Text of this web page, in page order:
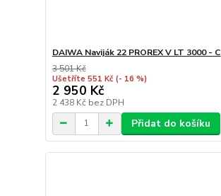
DAIWA Naviják 22 PROREX V LT 3000 - C
3 501 Kč
Ušetříte 551 Kč (- 16 %)
2 950 Kč
2 438 Kč bez DPH
Přidat do košíku